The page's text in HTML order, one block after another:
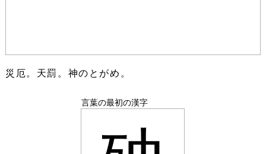
災厄。天罰。神のとがめ。
言葉の最初の漢字